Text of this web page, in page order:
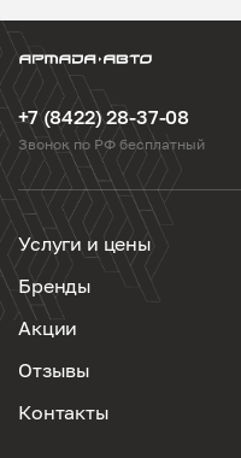
+7 (8422) 28-37-08
Звонок по РФ бесплатный
Услуги и цены
Бренды
Акции
Отзывы
Контакты